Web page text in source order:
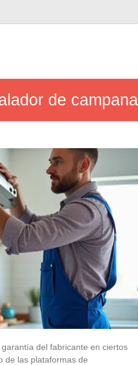
de
del fabricante en ciertos
de las plataformas de